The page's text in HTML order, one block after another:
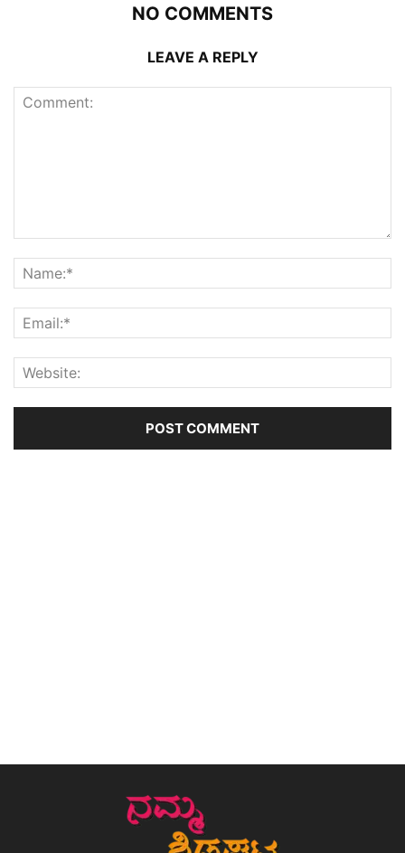
NO COMMENTS
LEAVE A REPLY